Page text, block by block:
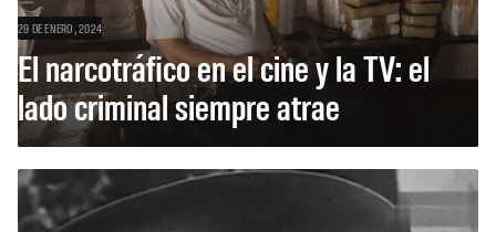
29 DE ENERO, 2024
El narcotráfico en el cine y la TV: el
lado criminal siempre atrae